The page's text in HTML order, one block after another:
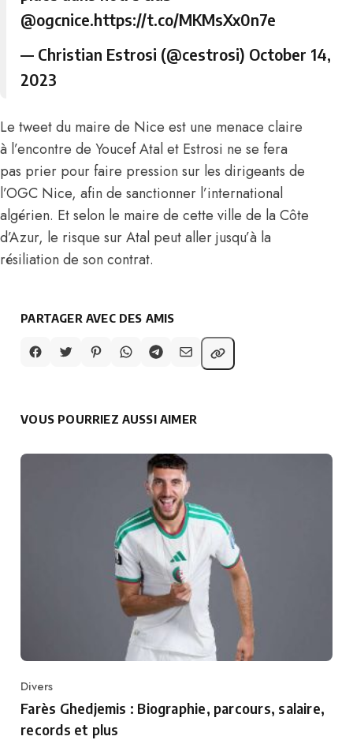
@ogcnice.https://t.co/MKMsXx0n7e
— Christian Estrosi (@cestrosi) October 14,
2023
Le tweet du maire de Nice est une menace claire
à l’encontre de Youcef Atal et Estrosi ne se fera
pas prier pour faire pression sur les dirigeants de
l’OGC Nice, afin de sanctionner l’international
algérien. Et selon le maire de cette ville de la Côte
d’Azur, le risque sur Atal peut aller jusqu’à la
résiliation de son contrat.
PARTAGER AVEC DES AMIS
VOUS POURRIEZ AUSSI AIMER
Category
Divers
Farès Ghedjemis : Biographie, parcours, salaire,
records et plus